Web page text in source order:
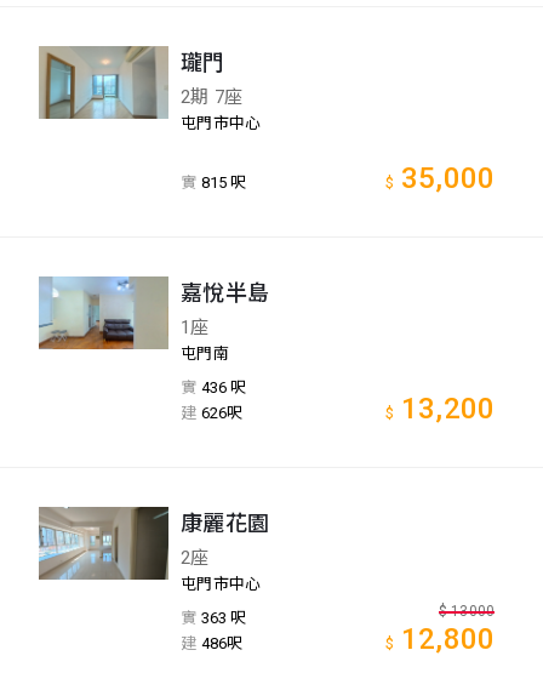
瓏門
2期 7座
屯門市中心
實 815 呎 $ 35,000
嘉悅半島
1座
屯門南
實 436 呎
建 626呎 $ 13,200
康麗花園
2座
屯門市中心
實 363 呎
建 486呎
$ 13000
$ 12,800